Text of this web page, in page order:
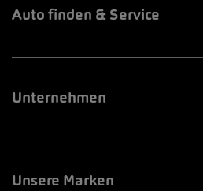
Auto finden & Service
Unternehmen
Unsere Marken